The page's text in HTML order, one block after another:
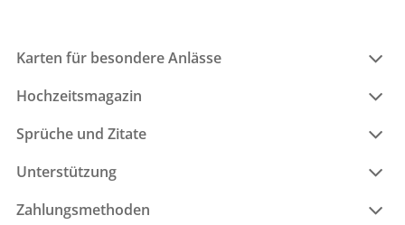
Karten für besondere Anlässe
Hochzeitsmagazin
Sprüche und Zitate
Unterstützung
Zahlungsmethoden